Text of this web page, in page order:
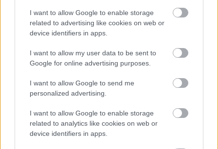
I want to allow Google to enable storage
related to advertising like cookies on web or
device identifiers in apps.
I want to allow my user data to be sent to
Google for online advertising purposes.
I want to allow Google to send me
personalized advertising.
I want to allow Google to enable storage
related to analytics like cookies on web or
device identifiers in apps.
gyümölcsleves dobozok, hogy a klasszikus tejfölös
poharakat ne is említsük.
Kapható már olyan hajtató berendezés is,
amelyikben előre mindent összekészítettek: edényt,
földet, magot. A felbontás után csak vízre van
szüksége az ilyennek, és néhány héten belül kész a
kis növény. Ha elég meleg van, s biztos nem lesz
éjszakai fagy, akkor már kiültethetők edénybe,
erkélyládába vagy éppen a szabad földbe.